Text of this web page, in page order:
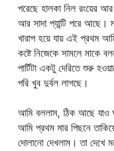
পরেছে হালকা নিল রংয়ের আর
আর সাদা প্যান্টি পরে
খারাপ হয়ে যায় এই প্রথম
কষ্টে নিজেকে সামলে মাকে
পার্টিটা একটু দেরিতে শুরু
পরি খুব দুর্বল লাগছে।
আমি বললাম, ঠিক আছে যাও
আমি প্রথম মার পিছনে
দোলানো দেখলাম। তা দেখে